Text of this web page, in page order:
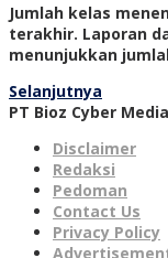
Jumlah kelas
terakhir. Laporan
menunjukkan
Selanjutnya
PT Bioz Cyber
Disclaimer
Redaksi
Pedoman
Contact Us
Privacy Policy